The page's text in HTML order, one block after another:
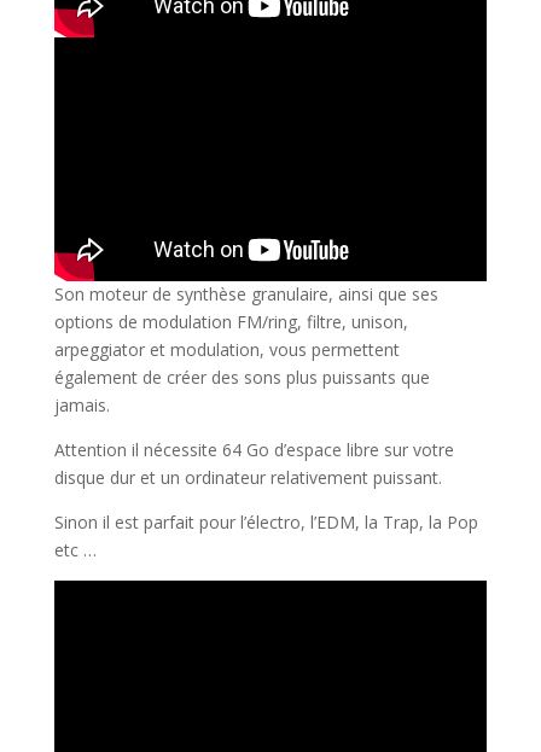
Son moteur de synthèse granulaire, ainsi que ses
options de modulation FM/ring, filtre, unison,
arpeggiator et modulation, vous permettent
également de créer des sons plus puissants que
jamais.
Attention il nécessite 64 Go d’espace libre sur votre
disque dur et un ordinateur relativement puissant.
Sinon il est parfait pour l’électro, l’EDM, la Trap, la Pop
etc …